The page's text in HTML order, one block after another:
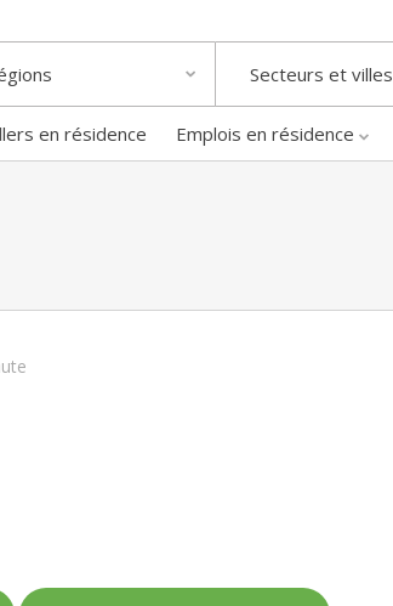
Secteurs et villes
en résidence Emplois en résidence